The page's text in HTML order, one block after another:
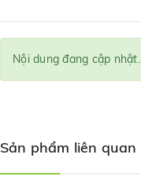
Nội dung đang cập nhật.
Sản phẩm liên quan